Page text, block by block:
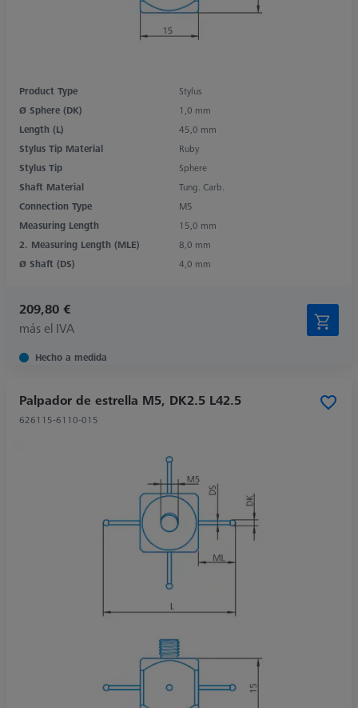
Product Type
Stylus
Ø Sphere (DK)
1,0 mm
Length (L)
45,0 mm
Stylus Tip Material
Ruby
Stylus Tip
Sphere
Shaft Material
Tung. Carb.
Connection Type
M5
Measuring Length
15,0 mm
2. Measuring Length (MLE)
8,0 mm
Ø Shaft (DS)
4,0 mm
209,80 €
más el IVA
Hecho a medida
Palpador de estrella M5, DK2.5 L42.5
626115-6110-015